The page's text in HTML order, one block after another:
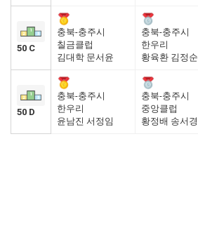
50 C
충북-충주시
칠금클럽
김대학 문서윤
충북-충주시
한우리
황육환 김정순
50 D
충북-충주시
한우리
윤남진 서정임
충북-충주시
중앙클럽
황정배 송서경